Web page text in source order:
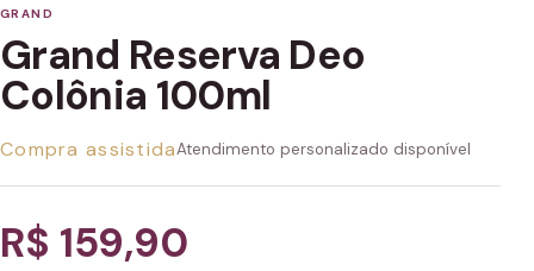
GRAND
Grand Reserva Deo
Colônia 100ml
Compra assistidaAtendimento personalizado disponível
R$ 159,90